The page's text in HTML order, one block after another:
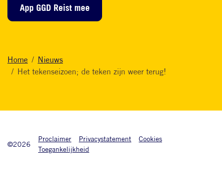
App GGD Reist mee
Home
Nieuws
Het tekenseizoen; de teken zijn weer terug!
©2026 Onderkant footer
Proclaimer Privacystatement
Cookies
Toegankelijkheid